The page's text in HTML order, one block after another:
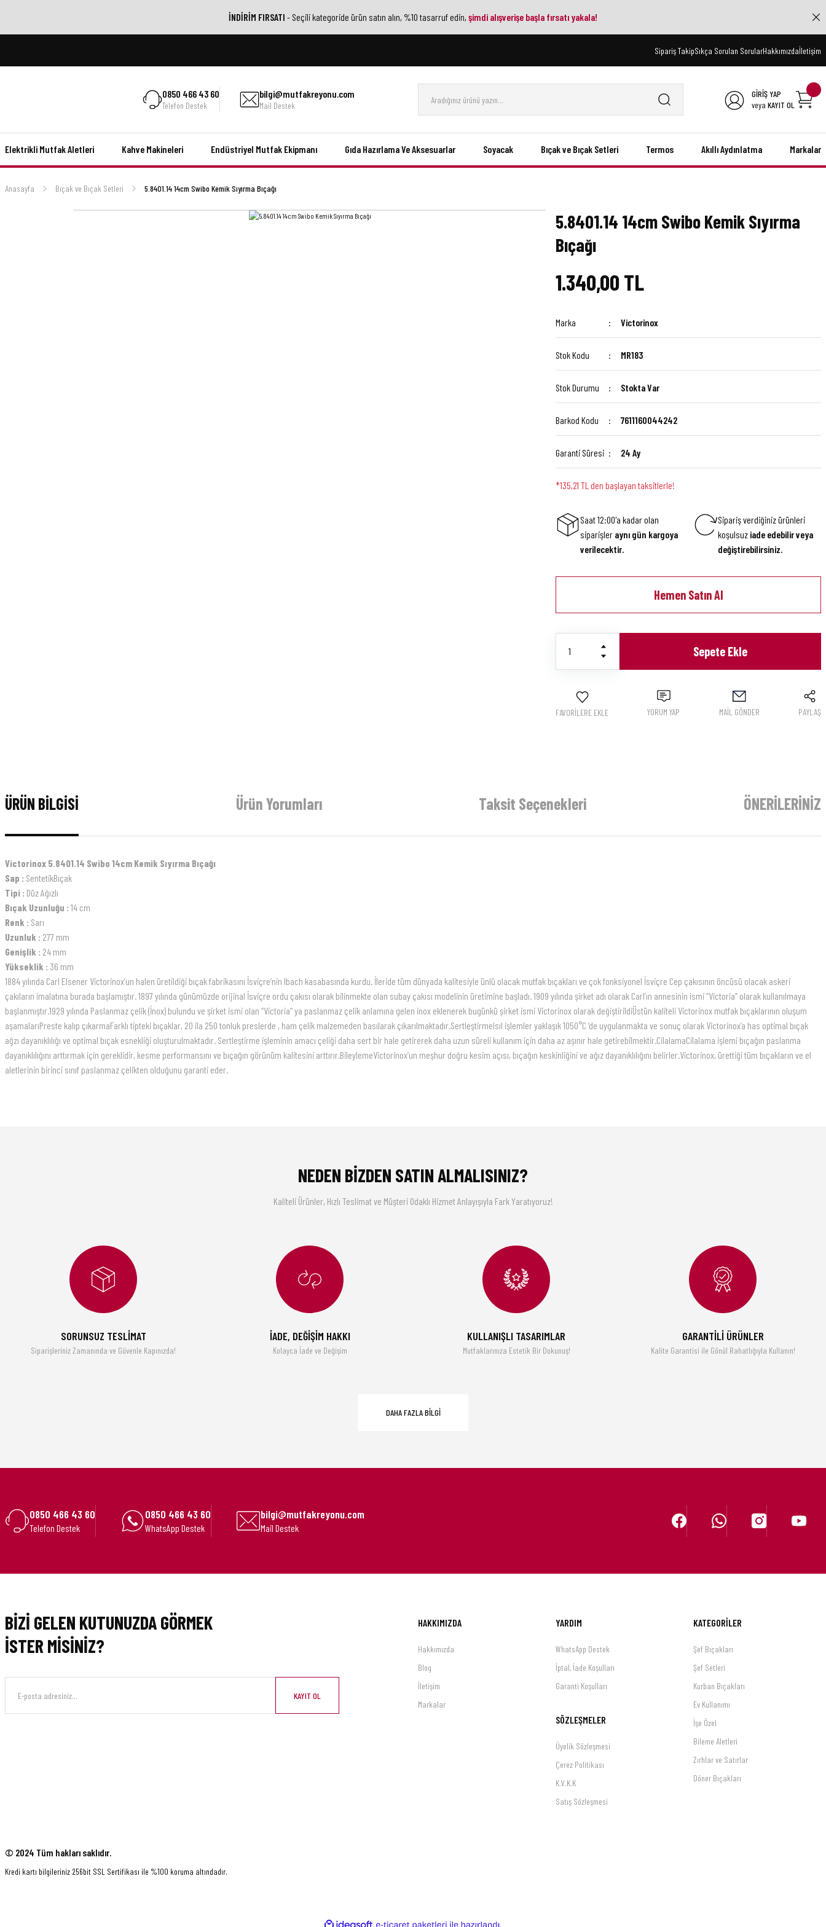
İNDİRİM FIRSATI - Seçili kategoride ürün satın alın, %10 tasarruf edin, şimdi alışverişe başla fırsatı yakala!
Sipariş TakipSıkça Sorulan SorularHakkımızdaİletişim
0850 466 43 60
Telefon Destek
bilgi@mutfakreyonu.com
Mail Destek
GİRİŞ YAP
veya KAYIT OL
Elektrikli Mutfak Aletleri Kahve Makineleri Endüstriyel Mutfak Ekipmanı Gıda Hazırlama Ve Aksesuarlar Soyacak Bıçak ve Bıçak Setleri Termos Akıllı Aydınlatma Markalar
Anasayfa Bıçak ve Bıçak Setleri 5.8401.14 14cm Swibo Kemik Sıyırma Bıçağı
5.8401.14 14cm Swibo Kemik Sıyırma
Bıçağı
1.340,00 TL
Marka Victorinox
Stok Kodu MR183
Stok Durumu Stokta Var
Barkod Kodu 7611160044242
Garanti Süresi 24 Ay
*135,21 TL den başlayan taksitlerle!
Saat 12:00'a kadar olan
siparişler aynı gün kargoya
verilecektir.
Sipariş verdiğiniz ürünleri
koşulsuz iade edebilir veya
değiştirebilirsiniz.
Hemen Satın Al
Sepete Ekle
YORUM YAP MAİL GÖNDER PAYLAŞ
ÜRÜN BİLGİSİ Ürün Yorumları Taksit Seçenekleri ÖNERİLERİNİZ
Victorinox 5.8401.14 Swibo 14cm Kemik Sıyırma Bıçağı
Sap : SentetikBıçak
Tipi : Düz Ağızlı
Bıçak Uzunluğu : 14 cm
Renk : Sarı
Uzunluk : 277 mm
Genişlik : 24 mm
Yükseklik : 36 mm
1884 yılında Carl Elsener Victorinox’un halen üretildiği bıçak fabrikasını İsviçre’nin Ibach kasabasında kurdu. İleride tüm dünyada kalitesiyle ünlü olacak mutfak bıçakları ve çok fonksiyonel İsviçre Cep çakısının öncüsü olacak askeri
çakıların imalatına burada başlamıştır. 1897 yılında günümüzde orijinal İsviçre ordu çakısı olarak bilinmekte olan subay çakısı modelinin üretimine başladı. 1909 yılında şirket adı olarak Carl’ın annesinin ismi “Victoria” olarak kullanılmaya
başlanmıştır.1929 yılında Paslanmaz çelik (İnox) bulundu ve şirket ismi olan “Victoria” ya paslanmaz çelik anlamına gelen inox eklenerek bugünkü şirket ismi Victorinox olarak değiştirildiÜstün kaliteli Victorinox mutfak bıçaklarının oluşum
aşamalarıPreste kalıp çıkarmaFarklı tipteki bıçaklar, 20 ila 250 tonluk preslerde , ham çelik malzemeden basılarak çıkarılmaktadır.SertleştirmeIsıl işlemler yaklaşık 1050°C ‘de uygulanmakta ve sonuç olarak Victorinox’a has optimal bıçak
ağzı dayanıklılığı ve optimal bıçak esnekliği oluşturulmaktadır. Sertleştirme işleminin amacı çeliği daha sert bir hale getirerek daha uzun süreli kullanım için daha az aşınır hale getirebilmektir.CilalamaCilalama işlemi bıçağın paslanma
dayanıklılığını arttırmak için gereklidir, kesme performansını ve bıçağın görünüm kalitesini arttırır.BileylemeVictorinox’un meşhur doğru kesim açısı, bıçağın keskinliğini ve ağız dayanıklılığını belirler.Victorinox, ürettiği tüm bıçakların ve el
aletlerinin birinci sınıf paslanmaz çelikten olduğunu garanti eder.
NEDEN BİZDEN SATIN ALMALISINIZ?
Kaliteli Ürünler, Hızlı Teslimat ve Müşteri Odaklı Hizmet Anlayışıyla Fark Yaratıyoruz!
SORUNSUZ TESLİMAT
Siparişleriniz Zamanında ve Güvenle Kapınızda!
İADE, DEĞİŞİM HAKKI
Kolayca İade ve Değişim
KULLANIŞLI TASARIMLAR
Mutfaklarınıza Estetik Bir Dokunuş!
GARANTİLİ ÜRÜNLER
Kalite Garantisi ile Gönül Rahatlığıyla Kullanın!
DAHA FAZLA BİLGİ
0850 466 43 60
Telefon Destek
0850 466 43 60
WhatsApp Destek
bilgi@mutfakreyonu.com
Mail Destek
BİZİ GELEN KUTUNUZDA GÖRMEK
İSTER MİSİNİZ?
KAYIT OL
HAKKIMIZDA
Hakkımızda
Blog
İletişim
Markalar
YARDIM
WhatsApp Destek
İptal, İade Koşulları
Garanti Koşulları
SÖZLEŞMELER
Üyelik Sözleşmesi
Çerez Politikası
K.V.K.K
Satış Sözleşmesi
KATEGORİLER
Şef Bıçakları
Şef Setleri
Kurban Bıçakları
Ev Kullanımı
İşe Özel
Bileme Aletleri
Zırhlar ve Satırlar
Döner Bıçakları
© 2024 Tüm hakları saklıdır.
Kredi kartı bilgileriniz 256bit SSL Sertifikası ile %100 koruma altındadır.
ideasoft e-